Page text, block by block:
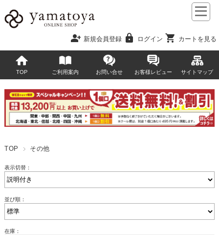
person_add 新規会員登録 lock ログイン shopping_cart カートを見る
TOP ご利用案内 お問い合せ お客様レビュー サイトマップ
TOP その他
表示切替：
並び順：
在庫：